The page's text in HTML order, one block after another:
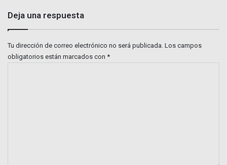
Deja una respuesta
Tu dirección de correo electrónico no será publicada. Los campos
obligatorios están marcados con *